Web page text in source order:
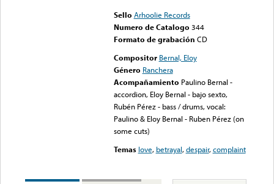
Sello Arhoolie Records
Numero de Catalogo 344
Formato de grabación CD
Compositor Bernal, Eloy
Género Ranchera
Acompañamiento Paulino Bernal -
accordion, Eloy Bernal - bajo sexto,
Rubén Pérez - bass / drums, vocal:
Paulino & Eloy Bernal - Ruben Pérez (on
some cuts)
Temas love, betrayal,despair,complaint